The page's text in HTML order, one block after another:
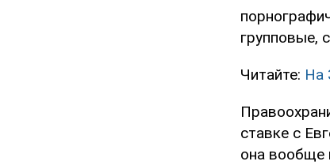
групповые,
Читайте: На
ставке с
она вообще